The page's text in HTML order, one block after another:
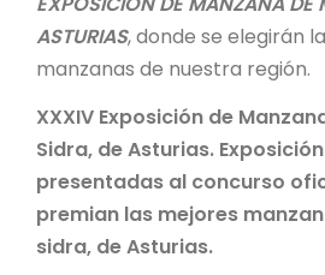
ASTURIAS, donde se elegirán
manzanas de nuestra región.
XXXIV Exposición de
Sidra, de Asturias.
presentadas al concurso
premian las mejores
sidra, de Asturias.